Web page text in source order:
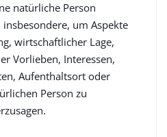
natürliche Person
um Aspekte
wirtschaftlicher Lage,
Vorlieben, Interessen,
Aufenthaltsort oder
Person zu